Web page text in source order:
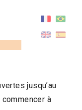
jusqu’au
commencer à